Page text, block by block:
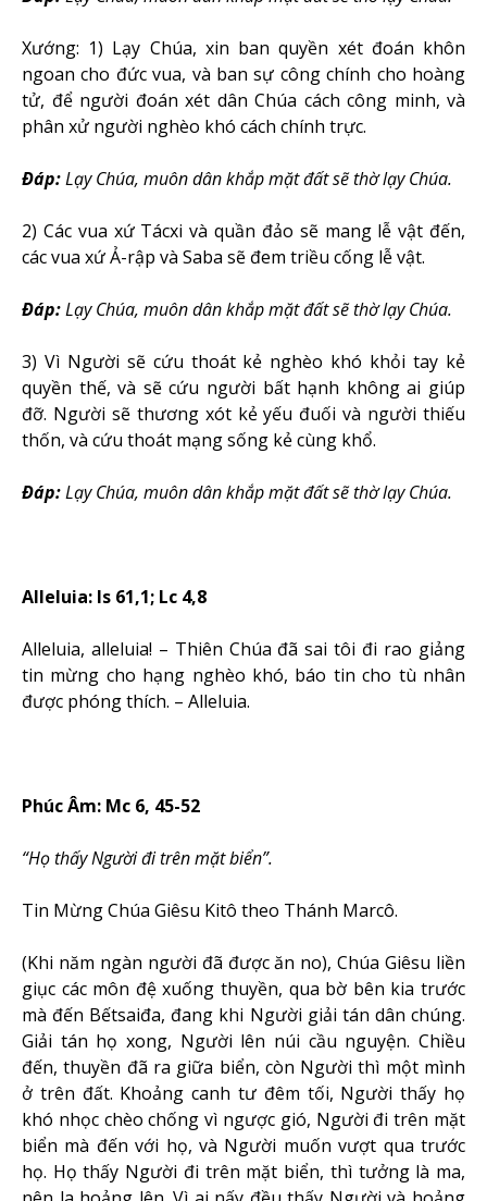
Xướng: 1) Lạy Chúa, xin ban quyền xét đoán khôn
ngoan cho đức vua, và ban sự công chính cho hoàng
tử, để người đoán xét dân Chúa cách công minh, và
phân xử người nghèo khó cách chính trực.
Ðáp:Lạy Chúa, muôn dân khắp mặt đất sẽ thờ lạy Chúa.
2) Các vua xứ Tácxi và quần đảo sẽ mang lễ vật đến,
các vua xứ Ả-rập và Saba sẽ đem triều cống lễ vật.
Ðáp:Lạy Chúa, muôn dân khắp mặt đất sẽ thờ lạy Chúa.
3) Vì Người sẽ cứu thoát kẻ nghèo khó khỏi tay kẻ
quyền thế, và sẽ cứu người bất hạnh không ai giúp
đỡ. Người sẽ thương xót kẻ yếu đuối và người thiếu
thốn, và cứu thoát mạng sống kẻ cùng khổ.
Ðáp:Lạy Chúa, muôn dân khắp mặt đất sẽ thờ lạy Chúa.
Alleluia: Is 61,1; Lc 4,8
Alleluia, alleluia! – Thiên Chúa đã sai tôi đi rao giảng
tin mừng cho hạng nghèo khó, báo tin cho tù nhân
được phóng thích. – Alleluia.
Phúc Âm: Mc 6, 45-52
“Họ thấy Người đi trên mặt biển”.
Tin Mừng Chúa Giêsu Kitô theo Thánh Marcô.
(Khi năm ngàn người đã được ăn no), Chúa Giêsu liền
giục các môn đệ xuống thuyền, qua bờ bên kia trước
mà đến Bếtsaiđa, đang khi Người giải tán dân chúng.
Giải tán họ xong, Người lên núi cầu nguyện. Chiều
đến, thuyền đã ra giữa biển, còn Người thì một mình
ở trên đất. Khoảng canh tư đêm tối, Người thấy họ
khó nhọc chèo chống vì ngược gió, Người đi trên mặt
biển mà đến với họ, và Người muốn vượt qua trước
họ. Họ thấy Người đi trên mặt biển, thì tưởng là ma,